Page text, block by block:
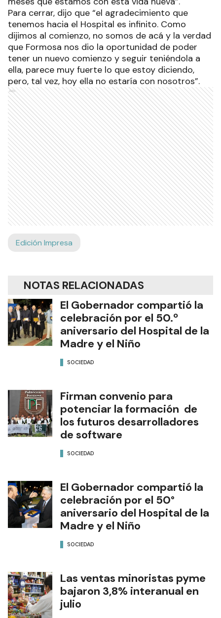
Para cerrar, dijo que “el agradecimiento que
tenemos hacia el Hospital es infinito. Como
dijimos al comienzo, no somos de acá y la verdad
que Formosa nos dio la oportunidad de poder
tener un nuevo comienzo y seguir teniéndola a
ella, parece muy fuerte lo que estoy diciendo,
pero, tal vez, hoy ella no estaría con nosotros”.
Ads
Edición Impresa
NOTAS RELACIONADAS
El Gobernador compartió la
celebración por el 50.º
aniversario del Hospital de la
Madre y el Niño
SOCIEDAD
Firman convenio para
potenciar la formación de
los futuros desarrolladores
de software
SOCIEDAD
El Gobernador compartió la
celebración por el 50°
aniversario del Hospital de la
Madre y el Niño
SOCIEDAD
Las ventas minoristas pyme
bajaron 3,8% interanual en
julio